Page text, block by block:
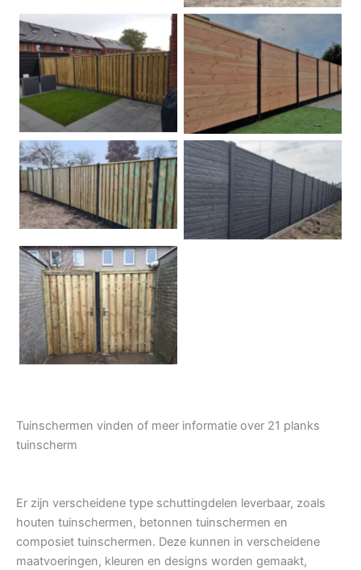
Betonpalen schutting Douglas
Hout beton schuttingen Rots motief antraciet
Tuindeur grenen
Tuinschermen vinden of meer informatie over 21 planks
tuinscherm
Er zijn verscheidene type schuttingdelen leverbaar, zoals
houten tuinschermen, betonnen tuinschermen en
composiet tuinschermen. Deze kunnen in verscheidene
maatvoeringen, kleuren en designs worden gemaakt,